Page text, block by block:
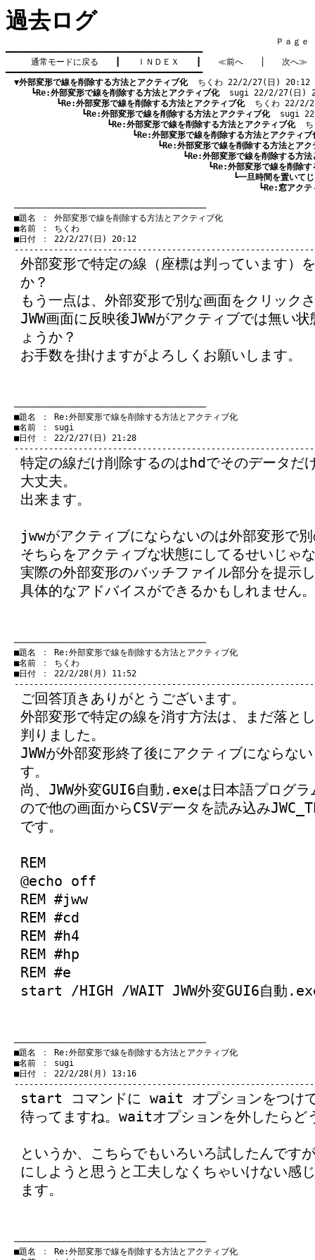
過去ログ
Ｐａｇｅ
━━━━━━━━━━━━━━━━━━━━━━━━━━━━━━━━━━━━━━━━
通常モードに戻る
ＩＮＤＥＸ ≪前へ
次へ≫
━━━━━━━━━━━━━━━━━━━━━━━━━━━━━━━━━━━━━━━━
▼外部変形で線を削除する方法とアクティブ化
  ちくわ 22/2/27(日) 20:12
┗Re:外部変形で線を削除する方法とアクティブ化
sugi 22/2/27(日)
┗Re:外部変形で線を削除する方法とアクティブ化
ちくわ 22/2/
┗Re:外部変形で線を削除する方法とアクティブ化
sugi
┗Re:外部変形で線を削除する方法とアクティブ化
┗Re:外部変形で線を削除する方法とアクティブ
┗Re:外部変形で線を削除する方法とアク
┗Re:外部変形で線を削除する方法
┗Re:外部変形で線を削除す
┗一旦時間を置いて
┗Re:窓アクテ
───────────────────────────────────────
■題名 ： 外部変形で線を削除する方法とアクティブ化
■名前 ： ちくわ
■日付 ： 22/2/27(日) 20:12
外部変形で特定の線（座標は判っています）
か？
もう一点は、外部変形で別な画面をクリック
JWW画面に反映後JWWがアクティブでは無い
ょうか？
お手数を掛けますがよろしくお願いします。
───────────────────────────────────────
■題名 ： Re:外部変形で線を削除する方法とアクティブ化
■名前 ： sugi
■日付 ： 22/2/27(日) 21:28
特定の線だけ削除するのはhdでそのデータだ
大丈夫。
出来ます。
jwwがアクティブにならないのは外部変形で
そちらをアクティブな状態にしてるせいじゃ
実際の外部変形のバッチファイル部分を提示
具体的なアドバイスができるかもしれません。
───────────────────────────────────────
■題名 ： Re:外部変形で線を削除する方法とアクティブ化
■名前 ： ちくわ
■日付 ： 22/2/28(月) 11:52
ご回答頂きありがとうございます。
外部変形で特定の線を消す方法は、まだ落と
判りました。
JWWが外部変形終了後にアクティブになら
す。
尚、JWW外変GUI6自動.exeは日本語プログ
ので他の画面からCSVデータを読み込み
です。
REM
@echo off
REM #jww
REM #cd
REM #h4
REM #hp
REM #e
start /HIGH /WAIT JWW外変GUI6自動
───────────────────────────────────────
■題名 ： Re:外部変形で線を削除する方法とアクティブ化
■名前 ： sugi
■日付 ： 22/2/28(月) 13:16
start コマンドに wait オプションをつけて
待ってますね。waitオプションを外したらど
というか、こちらでもいろいろ試したんです
にしようと思うと工夫しなくちゃいけない感
ます。
───────────────────────────────────────
■題名 ： Re:外部変形で線を削除する方法とアクティブ化